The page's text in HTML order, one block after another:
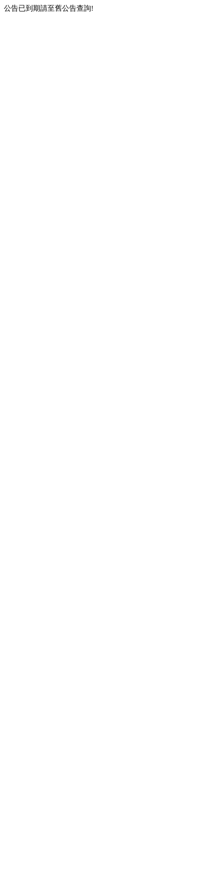
公告已到期請至舊公告查詢!